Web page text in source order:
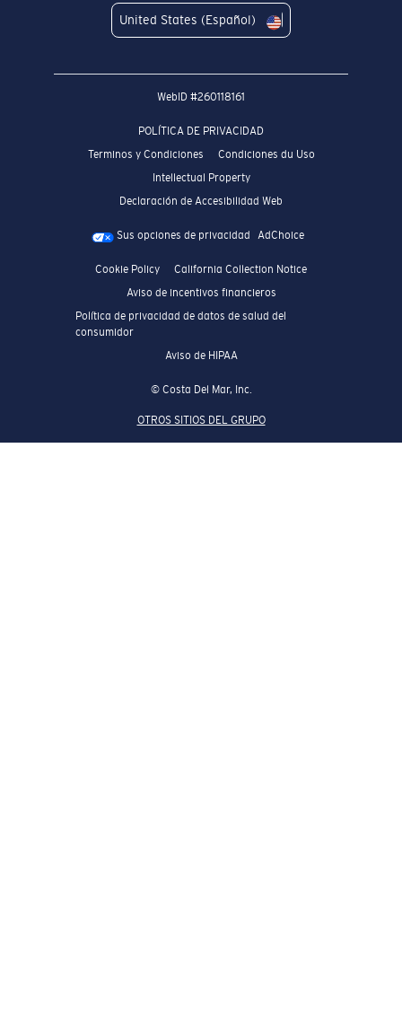
United States (Español)
WebID #260118161
POLÍTICA DE PRIVACIDAD
Terminos y Condiciones
Condiciones du Uso
Intellectual Property
Declaración de Accesibilidad Web
Sus opciones de privacidad AdChoice
Cookie Policy
California Collection Notice
Aviso de incentivos financieros
Política de privacidad de datos de salud del
consumidor
Aviso de HIPAA
© Costa Del Mar, Inc.
OTROS SITIOS DEL GRUPO